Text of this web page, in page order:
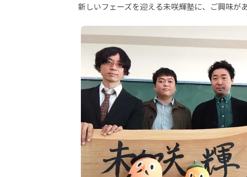
新しいフェーズを迎える未咲輝塾に、ご興味が